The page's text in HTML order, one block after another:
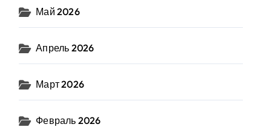
Май 2026
Апрель 2026
Март 2026
Февраль 2026